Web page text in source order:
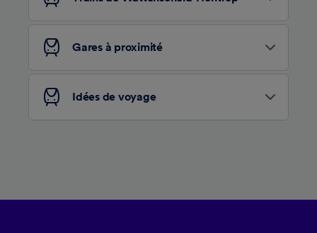
Gares à proximité
Idées de voyage
études d’audience et développement de
services.
Liste de nos partenaires (fournisseurs)